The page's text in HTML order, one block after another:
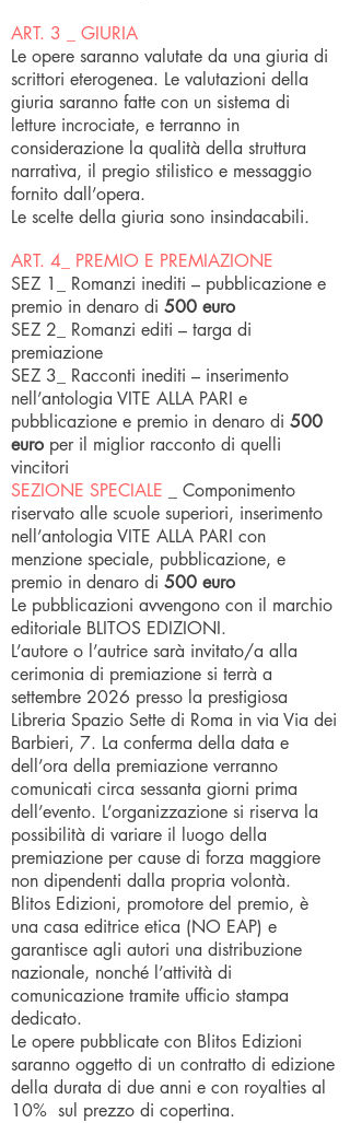
ART. 3 _ GIURIA
Le opere saranno valutate da una giuria di
scrittori eterogenea. Le valutazioni della
giuria saranno fatte con un sistema di
letture incrociate, e terranno in
considerazione la qualità della struttura
narrativa, il pregio stilistico e messaggio
fornito dall’opera.
Le scelte della giuria sono insindacabili.
ART. 4_ PREMIO E PREMIAZIONE
SEZ 1_ Romanzi inediti – pubblicazione e
premio in denaro di 500 euro
SEZ 2_ Romanzi editi – targa di
premiazione
SEZ 3_ Racconti inediti – inserimento
nell’antologia VITE ALLA PARI e
pubblicazione e premio in denaro di 500
euro per il miglior racconto di quelli
vincitori
SEZIONE SPECIALE _ Componimento
riservato alle scuole superiori, inserimento
nell’antologia VITE ALLA PARI con
menzione speciale, pubblicazione, e
premio in denaro di 500 euro
Le pubblicazioni avvengono con il marchio
editoriale BLITOS EDIZIONI.
L’autore o l’autrice sarà invitato/a alla
cerimonia di premiazione si terrà a
settembre 2026 presso la prestigiosa
Libreria Spazio Sette di Roma in via Via dei
Barbieri, 7. La conferma della data e
dell’ora della premiazione verranno
comunicati circa sessanta giorni prima
dell’evento. L’organizzazione si riserva la
possibilità di variare il luogo della
premiazione per cause di forza maggiore
non dipendenti dalla propria volontà.
Blitos Edizioni, promotore del premio, è
una casa editrice etica (NO EAP) e
garantisce agli autori una distribuzione
nazionale, nonché l’attività di
comunicazione tramite ufficio stampa
dedicato.
Le opere pubblicate con Blitos Edizioni
saranno oggetto di un contratto di edizione
della durata di due anni e con royalties al
10% sul prezzo di copertina.